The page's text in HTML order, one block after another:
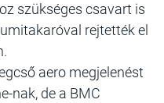
szükséges csavart is
rejtették el
aero megjelenést
nak, de a BMC